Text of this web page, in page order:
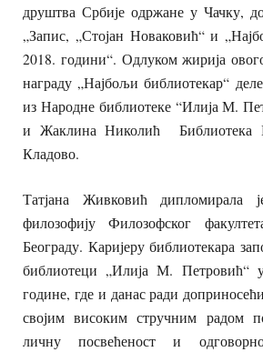
друштва Србије одржане у Чачку,
„Запис, „Стојан Новаковић“ и
2018. години“. Одлуком жирија
награду „Најбољи библиотекар“
из Народне библиотеке “Илија М.
и Жаклина Николић Библиотека
Кладово.
Татјана Живковић дипломирала
филозофију Филозофског
Београду. Каријеру библиотекара
библиотеци „Илија М. Петровић“
године, где и данас ради
својим високим стручним радом
личну посвећеност и